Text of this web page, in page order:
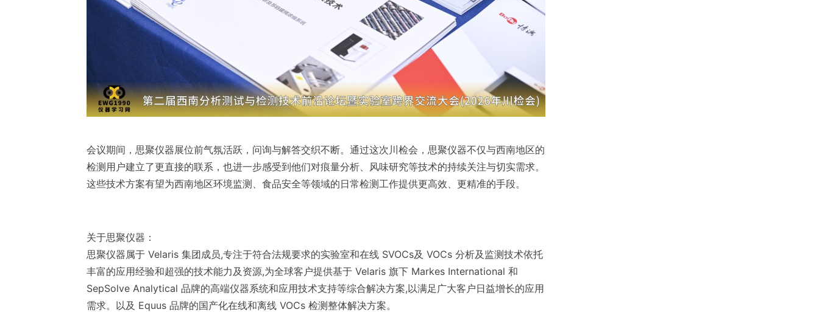
会议期间，思聚仪器展位前气氛活跃，问询与解答交织不断。通过这次川检会，思聚仪器不仅与西南地区的
检测用户建立了更直接的联系，也进一步感受到他们对痕量分析、风味研究等技术的持续关注与切实需求。
这些技术方案有望为西南地区环境监测、食品安全等领域的日常检测工作提供更高效、更精准的手段。
关于思聚仪器：
思聚仪器属于 Velaris 集团成员,专注于符合法规要求的实验室和在线 SVOCs及 VOCs 分析及监测技术依托
丰富的应用经验和超强的技术能力及资源,为全球客户提供基于 Velaris 旗下 Markes International 和
SepSolve Analytical 品牌的高端仪器系统和应用技术支持等综合解决方案,以满足广大客户日益增长的应用
需求。以及 Equus 品牌的国产化在线和离线 VOCs 检测整体解决方案。